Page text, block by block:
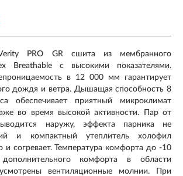
PRO GR сшита из мембранного
Breathable с высокими показателями.
в 12 000 мм гарантирует
дождя и ветра. Дышащая способность 8
обеспечивает приятный микроклимат
во время высокой активности. Пар от
наружу, эффекта парника не
и компактный утеплитель холофил
и согревает. Температура комфорта до -10
комфорта в области
вентиляционные молнии. При